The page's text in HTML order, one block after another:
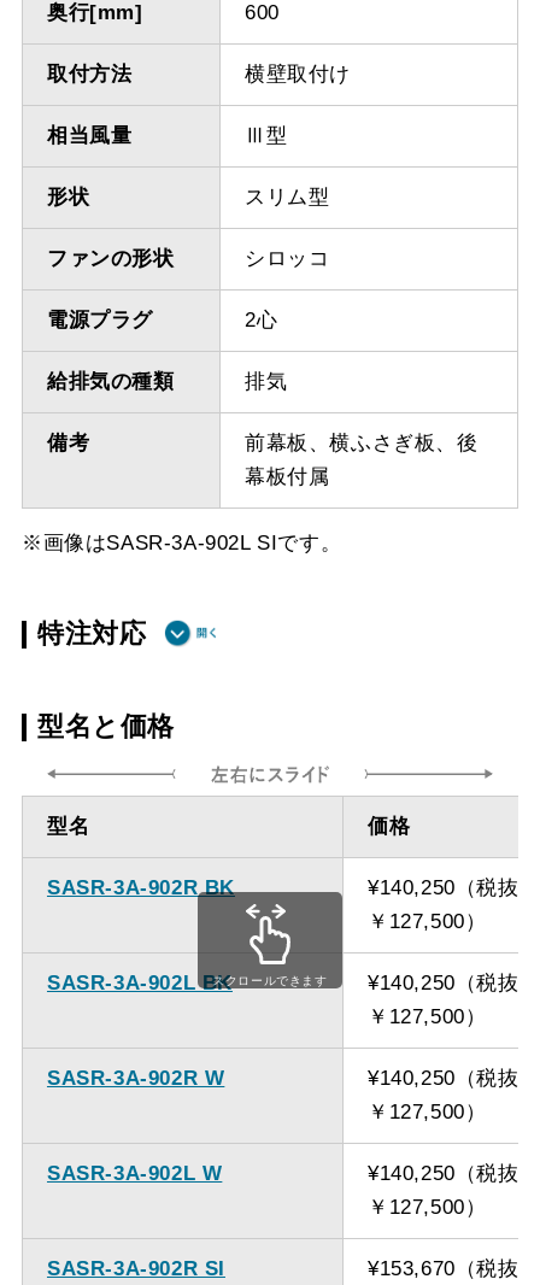
奥行[mm] 600
取付方法 横壁取付け
相当風量 Ⅲ型
形状 スリム型
ファンの形状 シロッコ
電源プラグ 2心
給排気の種類 排気
備考
前幕板、横ふさぎ板、後
幕板付属
※画像はSASR-3A-902L SIです。
特注対応
方
ダクト方向 上
方
最大寸法 1250ｍｍ（前/
後幕板、スライドあり）
備考
点検口を設けての最小寸
法は弊社にお問い合わせ
ください。
型名と価格
型名 価格
SASR-3A-902R BK
¥140,250（税抜
￥127,500）
SASR-3A-902L BK
¥140,250（税抜
￥127,500）
SASR-3A-902R W
¥140,250（税抜
￥127,500）
SASR-3A-902L W
¥140,250（税抜
￥127,500）
SASR-3A-902R SI ¥153,670（税抜
スクロールできます